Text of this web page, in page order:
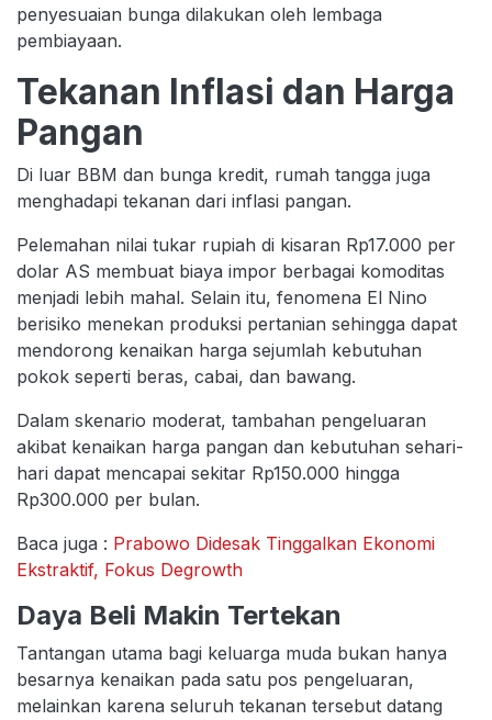
penyesuaian bunga dilakukan oleh lembaga
pembiayaan.
Tekanan Inflasi dan Harga
Pangan
Di luar BBM dan bunga kredit, rumah tangga juga
menghadapi tekanan dari inflasi pangan.
Pelemahan nilai tukar rupiah di kisaran Rp17.000 per
dolar AS membuat biaya impor berbagai komoditas
menjadi lebih mahal. Selain itu, fenomena El Nino
berisiko menekan produksi pertanian sehingga dapat
mendorong kenaikan harga sejumlah kebutuhan
pokok seperti beras, cabai, dan bawang.
Dalam skenario moderat, tambahan pengeluaran
akibat kenaikan harga pangan dan kebutuhan sehari-
hari dapat mencapai sekitar Rp150.000 hingga
Rp300.000 per bulan.
Baca juga : Prabowo Didesak Tinggalkan Ekonomi
Ekstraktif, Fokus Degrowth
Daya Beli Makin Tertekan
Tantangan utama bagi keluarga muda bukan hanya
besarnya kenaikan pada satu pos pengeluaran,
melainkan karena seluruh tekanan tersebut datang